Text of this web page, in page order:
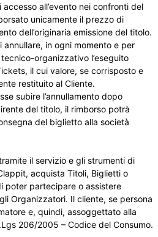
all’evento nei confronti del
unicamente il prezzo di
dell’originaria emissione del titolo.
in ogni momento e per
organizzativo l’eseguito
il cui valore, se corrisposto e
restituito al Cliente.
subire l’annullamento dopo
del titolo, il rimborso potrà
del biglietto alla società
il servizio e gli strumenti di
acquista Titoli, Biglietti o
poter partecipare o assistere
Organizzatori. Il cliente, se persona
e, quindi, assoggettato alla
206/2005 – Codice del Consumo.